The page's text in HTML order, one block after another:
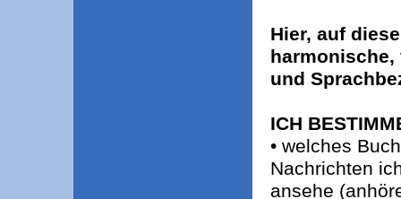
Hier, auf
und
ICH
• welches
Nachrichten
ansehe